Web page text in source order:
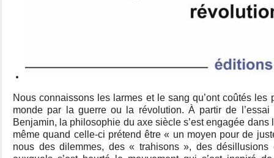
Nous connaissons les larmes et le sang qu’ont coûtés les
monde par la guerre ou la révolution. À partir de
Benjamin, la philosophie du axe siècle s’est engagée
même quand celle-ci prétend être « un moyen pour de
nous des dilemmes, des « trahisons », des désillusions